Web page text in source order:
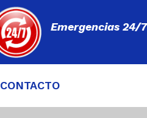
Emergencias 24/7
CONTACTO